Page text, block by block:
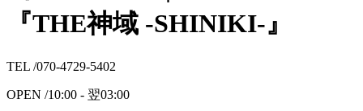
『THE神域 -SHINIKI-』
TEL /070-4729-5402
OPEN /10:00 - 翌03:00